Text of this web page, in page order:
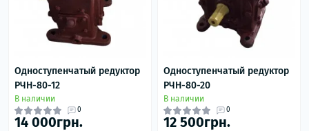
Одноступенчатый редуктор
РЧН-80-12
В наличии
0
14 000грн.
Одноступенчатый редуктор
РЧН-80-20
В наличии
0
12 500грн.